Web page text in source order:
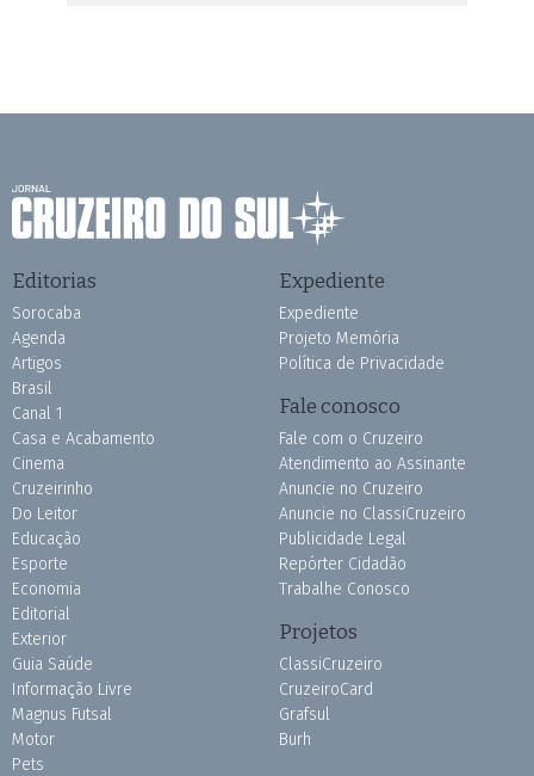
Editorias
Sorocaba
Agenda
Artigos
Brasil
Canal 1
Casa e Acabamento
Cinema
Cruzeirinho
Do Leitor
Educação
Esporte
Economia
Editorial
Exterior
Guia Saúde
Informação Livre
Magnus Futsal
Motor
Pets
Expediente
Expediente
Projeto Memória
Política de Privacidade
Fale conosco
Fale com o Cruzeiro
Atendimento ao Assinante
Anuncie no Cruzeiro
Anuncie no ClassiCruzeiro
Publicidade Legal
Repórter Cidadão
Trabalhe Conosco
Projetos
ClassiCruzeiro
CruzeiroCard
Grafsul
Burh